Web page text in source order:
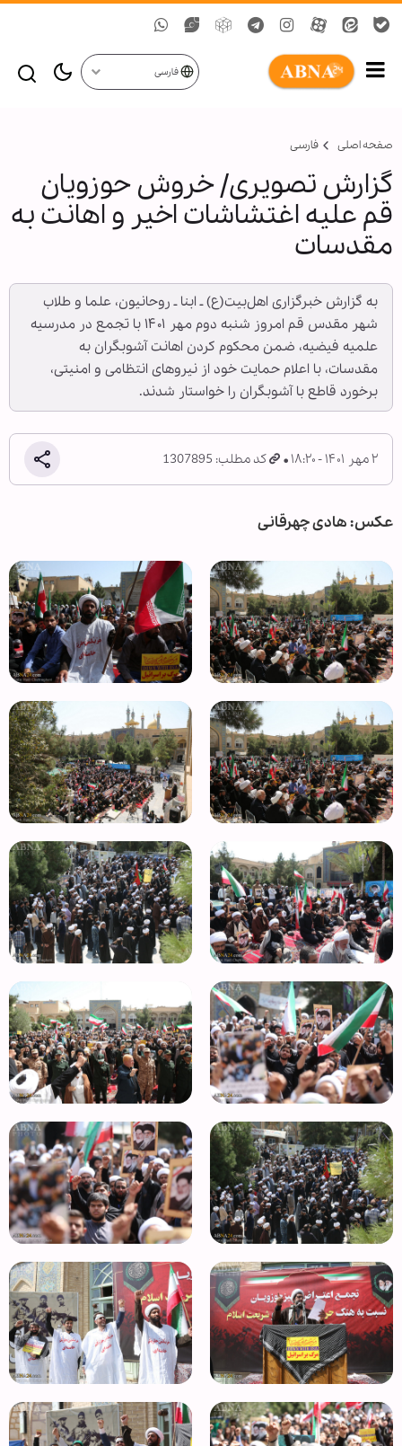
فارسی
صفحه اصلی فارسی
گزارش تصویری/ خروش حوزویان
قم علیه اغتشاشات اخیر و اهانت به
مقدسات
به گزارش خبرگزاری اهل‌بیت(ع) ـ ابنا ـ روحانیون، علما و طلاب
شهر مقدس قم امروز شنبه دوم مهر ۱۴۰۱ با تجمع در مدرسیه
علمیه فیضیه، ضمن محکوم کردن اهانت آشوبگران به
مقدسات، با اعلام حمایت خود از نیروهای انتظامی و امنیتی،
برخورد قاطع با آشوبگران را خواستار شدند.
۲ مهر ۱۴۰۱ - ۱۸:۲۰ کد مطلب: 1307895
عکس: هادی چهرقانی